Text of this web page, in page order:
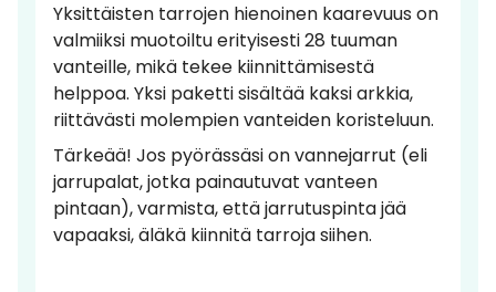
Yksittäisten tarrojen hienoinen kaarevuus on
valmiiksi muotoiltu erityisesti 28 tuuman
vanteille, mikä tekee kiinnittämisestä
helppoa. Yksi paketti sisältää kaksi arkkia,
riittävästi molempien vanteiden koristeluun.
Tärkeää! Jos pyörässäsi on vannejarrut (eli
jarrupalat, jotka painautuvat vanteen
pintaan), varmista, että jarrutuspinta jää
vapaaksi, äläkä kiinnitä tarroja siihen.